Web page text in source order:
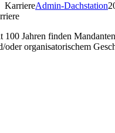
KarriereAdmin-Dachstation
100 Jahren finden
oder organisatorischem